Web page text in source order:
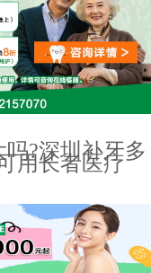
?深圳补牙多
用长者医疗